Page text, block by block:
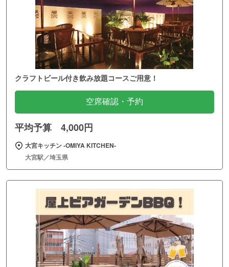
クラフトビール付き飲み放題コースご用意！
空席確認・予約
平均予算 4,000円
大宮キッチン ‐OMIYA KITCHEN‐
大宮駅／埼玉県